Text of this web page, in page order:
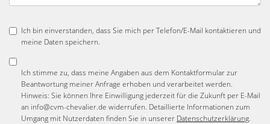
Ich bin einverstanden, dass Sie mich per Telefon/E-Mail kontaktieren und
meine Daten speichern.
Ich stimme zu, dass meine Angaben aus dem Kontaktformular zur
Beantwortung meiner Anfrage erhoben und verarbeitet werden.
Hinweis: Sie können Ihre Einwilligung jederzeit für die Zukunft per E-Mail
an info@cvm-chevalier.de widerrufen. Detaillierte Informationen zum
Umgang mit Nutzerdaten finden Sie in unserer Datenschutzerklärung.